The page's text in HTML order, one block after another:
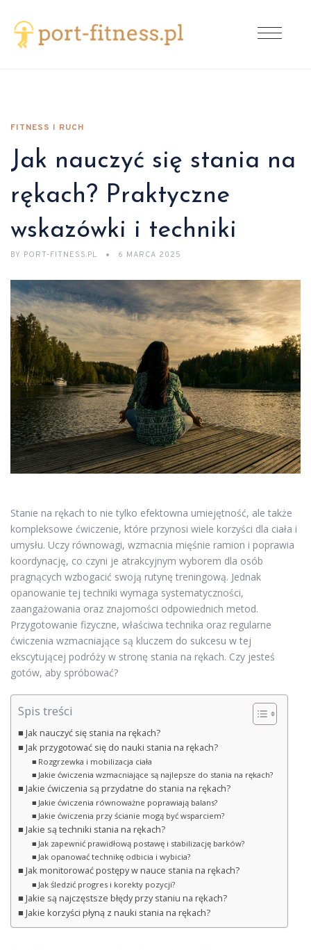
FITNESS I RUCH
Jak nauczyć się stania na
rękach? Praktyczne
wskazówki i techniki
BY PORT-FITNESS.PL 6 MARCA 2025
Stanie na rękach to nie tylko efektowna umiejętność, ale także
kompleksowe ćwiczenie, które przynosi wiele korzyści dla ciała i
umysłu. Uczy równowagi, wzmacnia mięśnie ramion i poprawia
koordynację, co czyni je atrakcyjnym wyborem dla osób
pragnących wzbogacić swoją rutynę treningową. Jednak
opanowanie tej techniki wymaga systematyczności,
zaangażowania oraz znajomości odpowiednich metod.
Przygotowanie fizyczne, właściwa technika oraz regularne
ćwiczenia wzmacniające są kluczem do sukcesu w tej
ekscytującej podróży w stronę stania na rękach. Czy jesteś
gotów, aby spróbować?
Spis treści
Jak nauczyć się stania na rękach?
Jak przygotować się do nauki stania na rękach?
Rozgrzewka i mobilizacja ciała
Jakie ćwiczenia wzmacniające są najlepsze do stania na rękach?
Jakie ćwiczenia są przydatne do stania na rękach?
Jakie ćwiczenia równoważne poprawiają balans?
Jakie ćwiczenia przy ścianie mogą być wsparciem?
Jakie są techniki stania na rękach?
Jak zapewnić prawidłową postawę i stabilizację barków?
Jak opanować technikę odbicia i wybicia?
Jak monitorować postępy w nauce stania na rękach?
Jak śledzić progres i korekty pozycji?
Jakie są najczęstsze błędy przy staniu na rękach?
Jakie korzyści płyną z nauki stania na rękach?